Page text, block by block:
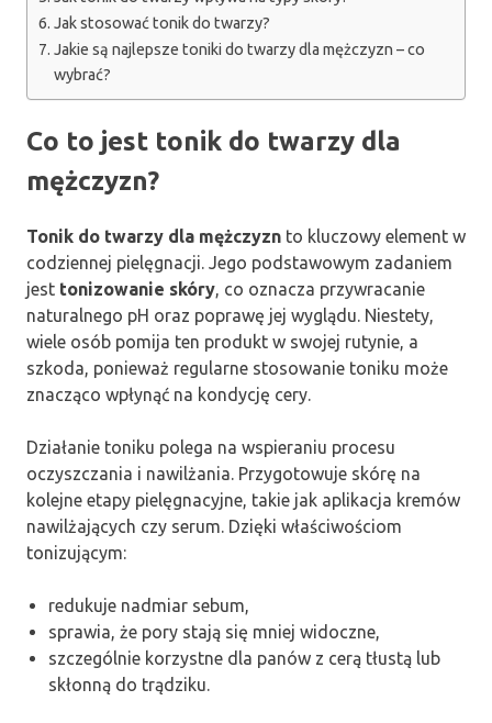
Jak stosować tonik do twarzy?
Jakie są najlepsze toniki do twarzy dla mężczyzn – co
wybrać?
Co to jest tonik do twarzy dla
mężczyzn?
Tonik do twarzy dla mężczyzn to kluczowy element w
codziennej pielęgnacji. Jego podstawowym zadaniem
jest tonizowanie skóry, co oznacza przywracanie
naturalnego pH oraz poprawę jej wyglądu. Niestety,
wiele osób pomija ten produkt w swojej rutynie, a
szkoda, ponieważ regularne stosowanie toniku może
znacząco wpłynąć na kondycję cery.
Działanie toniku polega na wspieraniu procesu
oczyszczania i nawilżania. Przygotowuje skórę na
kolejne etapy pielęgnacyjne, takie jak aplikacja kremów
nawilżających czy serum. Dzięki właściwościom
tonizującym:
redukuje nadmiar sebum,
sprawia, że pory stają się mniej widoczne,
szczególnie korzystne dla panów z cerą tłustą lub
skłonną do trądziku.